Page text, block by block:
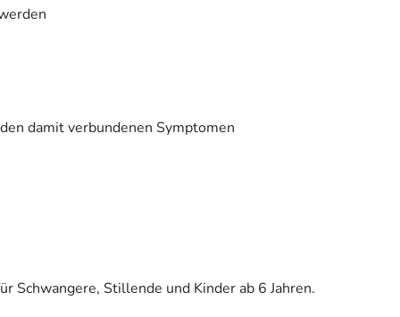
damit verbundenen Symptomen
Schwangere, Stillende und Kinder ab 6 Jahren.